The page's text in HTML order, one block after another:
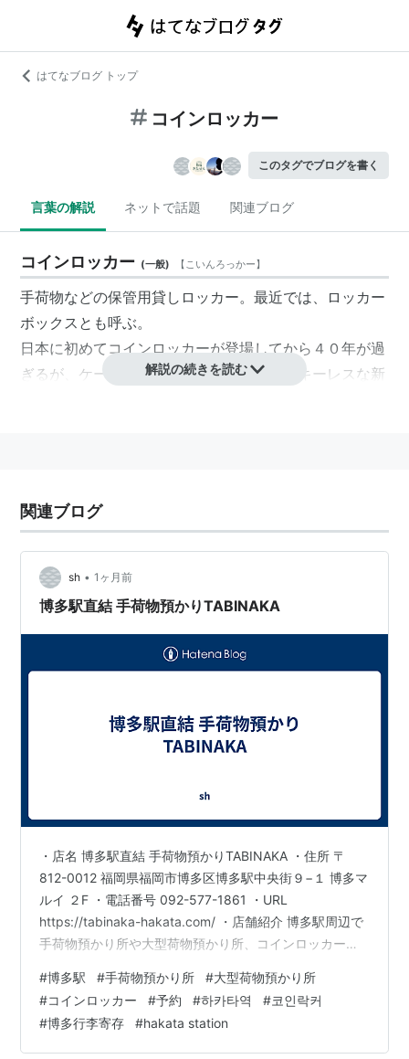
はてなブログ トップ
コインロッカー
このタグでブログを書く
言葉の解説 ネットで話題 関連ブログ
コインロッカー (一般) 【こいんろっかー】
手荷物などの保管用貸し ロッカー。最近では、ロッカー
ボックスとも呼ぶ。
日本に初めてコインロッカーが登場してから４０年が過
ぎるが、ケータイとコラボレーションしたキーレスな新
解説の続きを読む
関連ブログ
sh • 1ヶ月前
博多駅直結 手荷物預かりTABINAKA
・店名 博多駅直結 手荷物預かりTABINAKA ・住所 〒
812-0012 福岡県福岡市博多区博多駅中央街９−１ 博多マ
ルイ ２F ・電話番号 092-577-1861 ・URL
https://tabinaka-hakata.com/ ・店舗紹介 博多駅周辺で
手荷物預かり所や大型荷物預かり所、コインロッカーを
利用ください。博多駅内のアクセス抜群な立地にあり、
駅から徒歩数分のため移動の負担が軽減されます。電
話、またはWebよりご予約いただけます。 하카타역 직결
손짐 보관 TABINAKA는 대형 수하물과 코인락커를 이용하
#博多駅 #手荷物預かり所 #大型荷物預かり所
#コインロッカー #予約 #하카타역 #코인락커
#博多行李寄存 #hakata station